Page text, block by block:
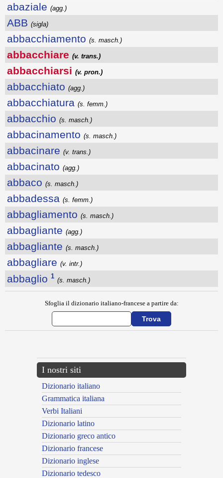
abaziale (agg.)
ABB (sigla)
abbacchiamento (s. masch.)
abbacchiare (v. trans.)
abbacchiarsi (v. pron.)
abbacchiato (agg.)
abbacchiatura (s. femm.)
abbacchio (s. masch.)
abbacinamento (s. masch.)
abbacinare (v. trans.)
abbacinato (agg.)
abbaco (s. masch.)
abbadessa (s. femm.)
abbagliamento (s. masch.)
abbagliante (agg.)
abbagliante (s. masch.)
abbagliare (v. intr.)
abbaglio 1
(s. masch.)
Sfoglia il dizionario italiano-francese a partire da:
I nostri siti
Dizionario italiano
Grammatica italiana
Verbi Italiani
Dizionario latino
Dizionario greco antico
Dizionario francese
Dizionario inglese
Dizionario tedesco